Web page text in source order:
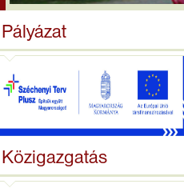
Pályázat
Közigazgatás